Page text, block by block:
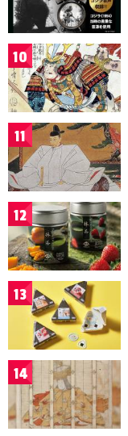
10
11
12
13
14